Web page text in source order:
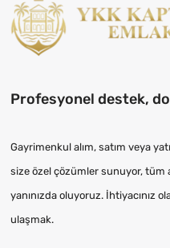
Profesyonel destek,
Gayrimenkul alım, satım veya
size özel çözümler sunuyor, tüm
yanınızda oluyoruz. İhtiyacınız
ulaşmak.